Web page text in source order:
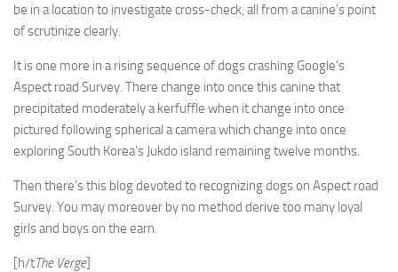
be in a location to investigate cross-check, all from a canine’s point
of scrutinize clearly.
It is one more in a rising sequence of dogs crashing Google’s
Aspect road Survey. There change into once this canine that
precipitated moderately a kerfuffle when it change into once
pictured following spherical a camera which change into once
exploring South Korea’s Jukdo island remaining twelve months.
Then there’s this blog devoted to recognizing dogs on Aspect road
Survey. You may moreover by no method derive too many loyal
girls and boys on the earn.
[h/tThe Verge]